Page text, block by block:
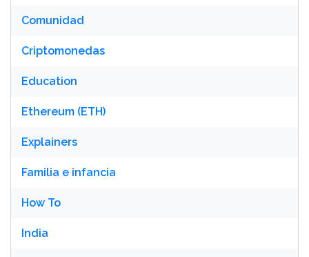
Comunidad
Criptomonedas
Education
Ethereum (ETH)
Explainers
Familia e infancia
How To
India